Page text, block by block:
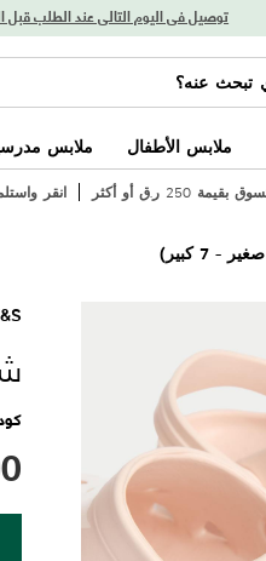
توصيل في اليوم التالي عند الطلب قبل
ملابس الأطفال ملابس
ر.ق أو أكثر انقر